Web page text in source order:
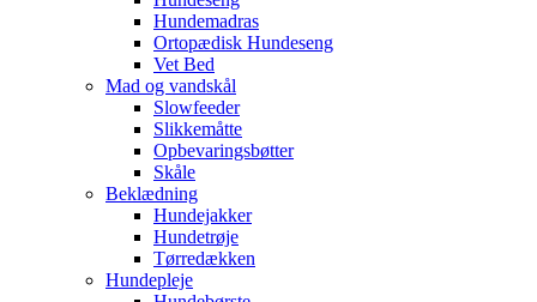
Hundemadras
Ortopædisk Hundeseng
Vet Bed
Mad og vandskål
Slowfeeder
Slikkemåtte
Opbevaringsbøtter
Skåle
Beklædning
Hundejakker
Hundetrøje
Tørredækken
Hundepleje